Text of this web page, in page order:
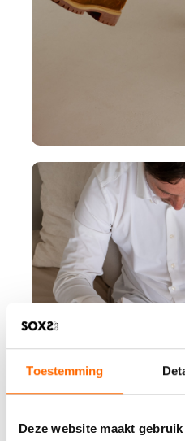
Toestemming
Deze website maakt